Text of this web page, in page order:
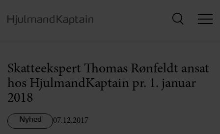
hovedindhold
Skatteekspert Thomas Rønfeldt ansat
hos HjulmandKaptain pr. 1. januar
2018
Nyhed 07.12.2017